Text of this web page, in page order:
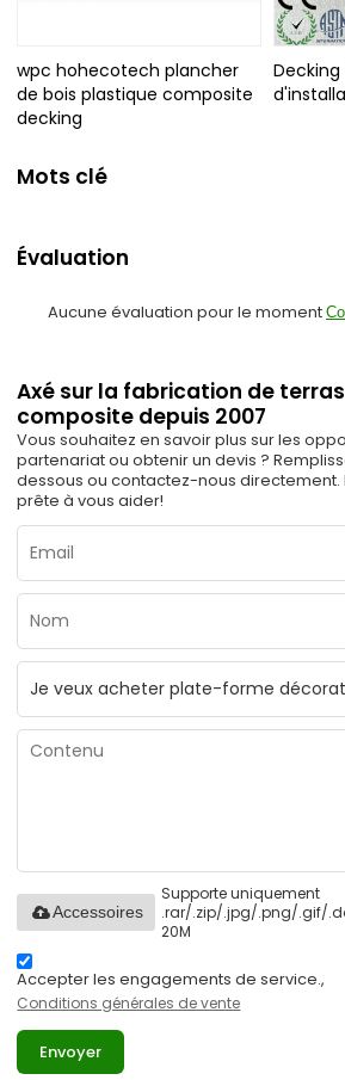
wpc hohecotech plancher
de bois plastique composite
decking
Mots clé
Évaluation
Aucune évaluation pour le moment
Axé sur la fabrication de
composite depuis 2007
Vous souhaitez en savoir plus sur les
partenariat ou obtenir un devis ?
dessous ou contactez-nous directement.
prête à vous aider!
Supporte uniquement
.rar/.zip/.jpg/.png/.gif/
20M
Accessoires
Accepter les engagements de service.,
Conditions générales de vente
Envoyer